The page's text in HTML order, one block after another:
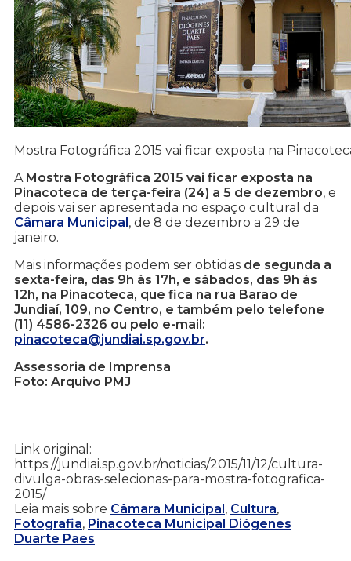
Mostra Fotográfica 2015 vai ficar exposta na
A Mostra Fotográfica 2015 vai ficar exposta na
Pinacoteca de terça-feira (24) a 5 de dezembro, e
depois vai ser apresentada no espaço cultural da
Câmara Municipal, de 8 de dezembro a 29 de
janeiro.
Mais informações podem ser obtidas de segunda a
sexta-feira, das 9h às 17h, e sábados, das 9h às
12h, na Pinacoteca, que fica na rua Barão de
Jundiaí, 109, no Centro, e também pelo telefone
(11) 4586-2326 ou pelo e-mail:
pinacoteca@jundiai.sp.gov.br.
Assessoria de Imprensa
Foto: Arquivo PMJ
Link original:
https://jundiai.sp.gov.br/noticias/2015/11/12/cultura-
divulga-obras-selecionas-para-mostra-fotografica-
2015/
Leia mais sobre Câmara Municipal, Cultura,
Fotografia, Pinacoteca Municipal Diógenes
Duarte Paes